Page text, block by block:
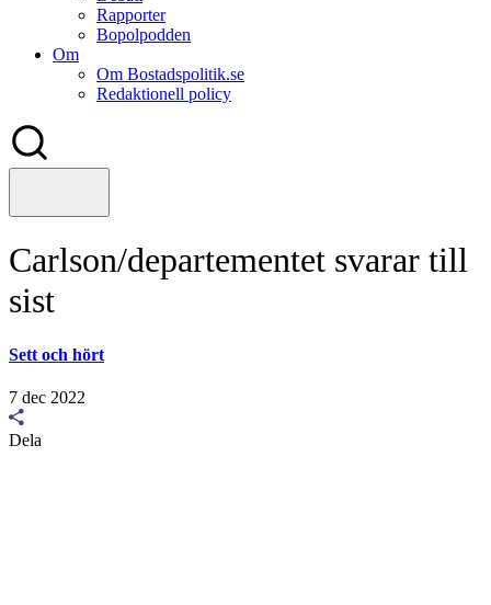
Rapporter
Bopolpodden
Om
Om Bostadspolitik.se
Redaktionell policy
Carlson/departementet svarar till
sist
Sett och hört
7 dec 2022
Dela